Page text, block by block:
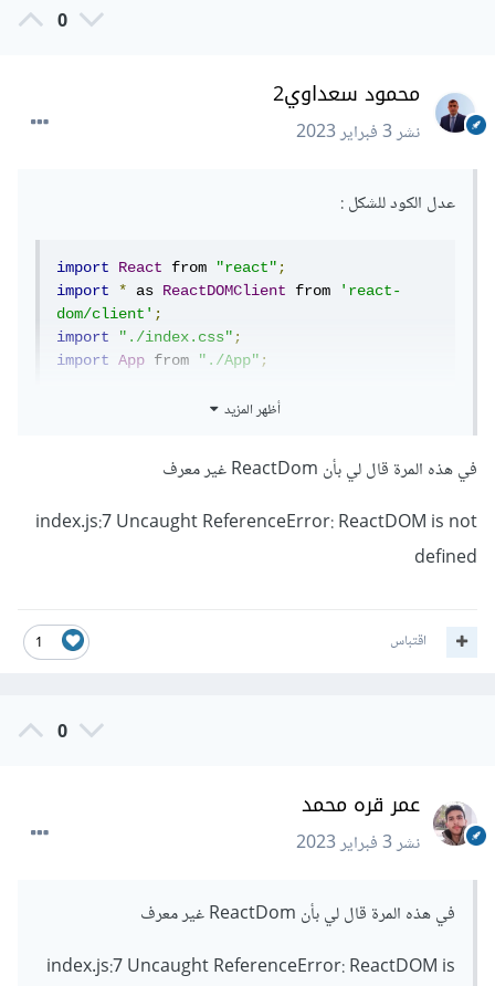
0
محمود سعداوي2
نشر3 فبراير 2023
عدل الكود للشكل
import React from "react";
import
* as ReactDOMClient from 'react-
dom/client';
import
"./index.css";
import
App from "./App";
(
<App />
أظهر المزيد
في هذه المرة قال لي بأن ReactDom غير معرف
index.js:7 Uncaught ReferenceError: ReactDOM is not
defined
1 اقتباس
0
عمر قره محمد
نشر3 فبراير 2023
في هذه المرة قال لي بأن ReactDom غير معرف
index.js:7 Uncaught ReferenceError: ReactDOM is